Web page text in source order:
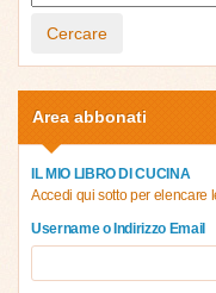
Cercare
Area abbonati
IL MIO LIBRO DI CUCINA
Accedi qui sotto per elencare
Username o Indirizzo Email